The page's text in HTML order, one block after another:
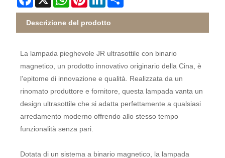
Descrizione del prodotto
La lampada pieghevole JR ultrasottile con binario
magnetico, un prodotto innovativo originario della Cina, è
l'epitome di innovazione e qualità. Realizzata da un
rinomato produttore e fornitore, questa lampada vanta un
design ultrasottile che si adatta perfettamente a qualsiasi
arredamento moderno offrendo allo stesso tempo
funzionalità senza pari.
Dotata di un sistema a binario magnetico, la lampada